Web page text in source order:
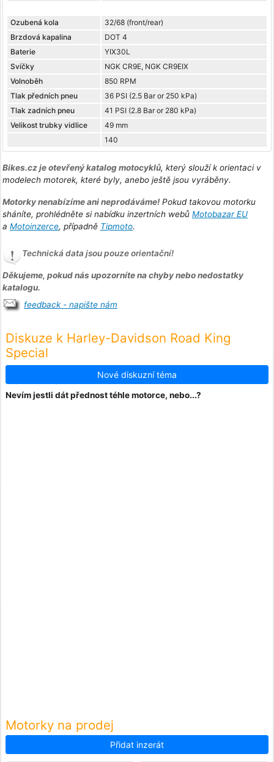
Ozubená kola
32/68 (front/rear)
Brzdová kapalina
DOT 4
Baterie
YIX30L
Svíčky
NGK CR9E, NGK CR9EIX
Volnoběh
850 RPM
Tlak předních pneu
36 PSI (2.5 Bar or 250 kPa)
Tlak zadních pneu
41 PSI (2.8 Bar or 280 kPa)
Velikost trubky vidlice
49 mm
140
Bikes.cz je otevřený katalog motocyklů, který slouží k orientaci v
modelech motorek, které byly, anebo ještě jsou vyráběny.
Motorky nenabízíme ani neprodáváme!Pokud takovou motorku
sháníte, prohlédněte si nabídku inzertních webů Motobazar EU
a Motoinzerce, případně Tipmoto.
Technická data jsou pouze orientační!
Děkujeme, pokud nás upozorníte na chyby nebo nedostatky
katalogu.
feedback - napište nám
Diskuze k Harley-Davidson Road King
Special
Nové diskuzní téma
Nevím jestli dát přednost téhle motorce, nebo...?
Motorky na prodej
Přidat inzerát